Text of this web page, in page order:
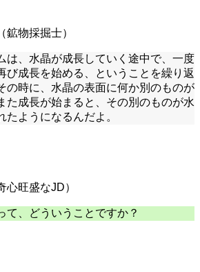
鉱物採掘士）
は、水晶が成長していく途中で、一度
び成長を始める、ということを繰り返
の時に、水晶の表面に何か別のものが
た成長が始まると、その別のものが水
ようになるんだよ。
心旺盛なJD）
て、どういうことですか？